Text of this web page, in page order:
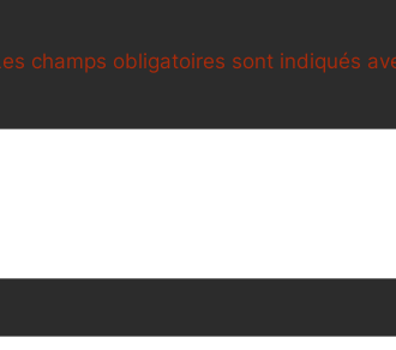
champs obligatoires sont indiqués